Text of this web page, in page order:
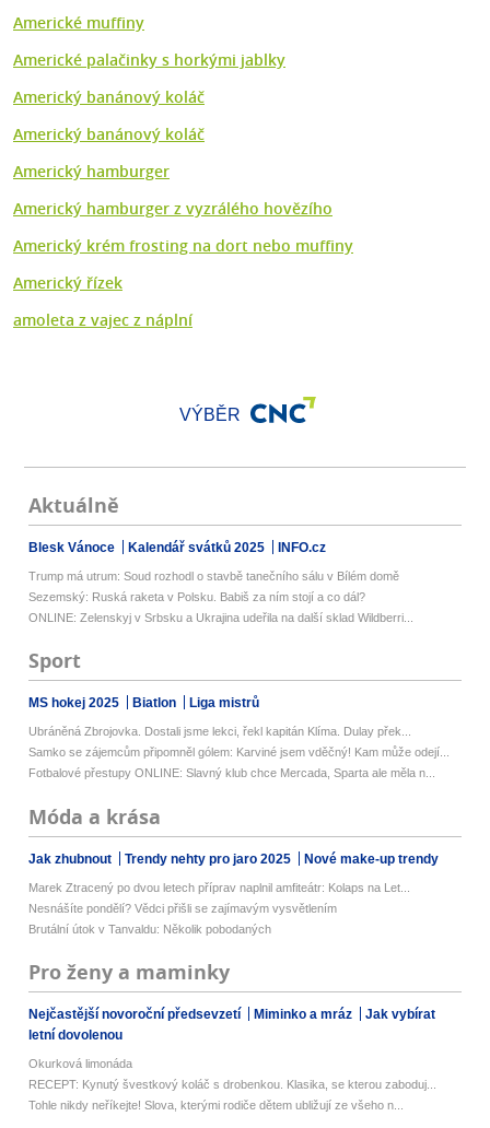
Americké muffiny
Americké palačinky s horkými jablky
Americký banánový koláč
Americký banánový koláč
Americký hamburger
Americký hamburger z vyzrálého hovězího
Americký krém frosting na dort nebo muffiny
Americký řízek
amoleta z vajec z náplní
VÝBĚR
Aktuálně
Blesk Vánoce Kalendář svátků 2025 INFO.cz
Trump má utrum: Soud rozhodl o stavbě tanečního sálu v Bílém domě
Sezemský: Ruská raketa v Polsku. Babiš za ním stojí a co dál?
ONLINE: Zelenskyj v Srbsku a Ukrajina udeřila na další sklad Wildberri...
Sport
MS hokej 2025 Biatlon Liga mistrů
Ubráněná Zbrojovka. Dostali jsme lekci, řekl kapitán Klíma. Dulay přek...
Samko se zájemcům připomněl gólem: Karviné jsem vděčný! Kam může odejí...
Fotbalové přestupy ONLINE: Slavný klub chce Mercada, Sparta ale měla n...
Móda a krása
Jak zhubnout Trendy nehty pro jaro 2025 Nové make-up trendy
Marek Ztracený po dvou letech příprav naplnil amfiteátr: Kolaps na Let...
Nesnášíte pondělí? Vědci přišli se zajímavým vysvětlením
Brutální útok v Tanvaldu: Několik pobodaných
Pro ženy a maminky
Nejčastější novoroční předsevzetí Miminko a mráz
Jak vybírat
letní dovolenou
Okurková limonáda
RECEPT: Kynutý švestkový koláč s drobenkou. Klasika, se kterou zaboduj...
Tohle nikdy neříkejte! Slova, kterými rodiče dětem ubližují ze všeho n...